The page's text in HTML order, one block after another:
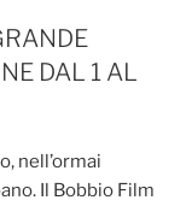
DAL 1 AL
nell’ormai
Il Bobbio Film